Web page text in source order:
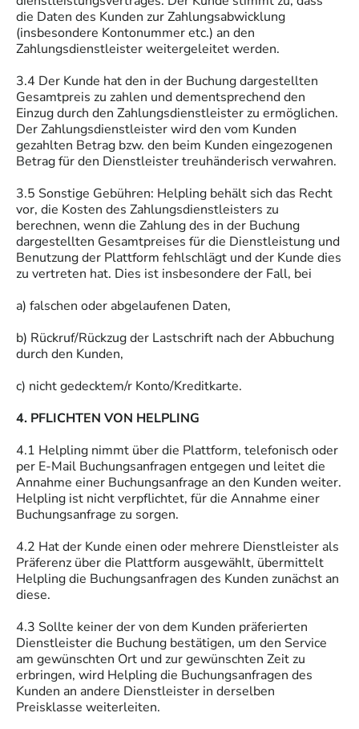
die Daten des Kunden zur Zahlungsabwicklung
(insbesondere Kontonummer etc.) an den
Zahlungsdienstleister weitergeleitet werden.
3.4 Der Kunde hat den in der Buchung dargestellten
Gesamtpreis zu zahlen und dementsprechend den
Einzug durch den Zahlungsdienstleister zu ermöglichen.
Der Zahlungsdienstleister wird den vom Kunden
gezahlten Betrag bzw. den beim Kunden eingezogenen
Betrag für den Dienstleister treuhänderisch verwahren.
3.5 Sonstige Gebühren: Helpling behält sich das Recht
vor, die Kosten des Zahlungsdienstleisters zu
berechnen, wenn die Zahlung des in der Buchung
dargestellten Gesamtpreises für die Dienstleistung und
Benutzung der Plattform fehlschlägt und der Kunde dies
zu vertreten hat. Dies ist insbesondere der Fall, bei
a) falschen oder abgelaufenen Daten,
b) Rückruf/Rückzug der Lastschrift nach der Abbuchung
durch den Kunden,
c) nicht gedecktem/r Konto/Kreditkarte.
4. PFLICHTEN VON HELPLING
4.1 Helpling nimmt über die Plattform, telefonisch oder
per E-Mail Buchungsanfragen entgegen und leitet die
Annahme einer Buchungsanfrage an den Kunden weiter.
Helpling ist nicht verpflichtet, für die Annahme einer
Buchungsanfrage zu sorgen.
4.2 Hat der Kunde einen oder mehrere Dienstleister als
Präferenz über die Plattform ausgewählt, übermittelt
Helpling die Buchungsanfragen des Kunden zunächst an
diese.
4.3 Sollte keiner der von dem Kunden präferierten
Dienstleister die Buchung bestätigen, um den Service
am gewünschten Ort und zur gewünschten Zeit zu
erbringen, wird Helpling die Buchungsanfragen des
Kunden an andere Dienstleister in derselben
Preisklasse weiterleiten.